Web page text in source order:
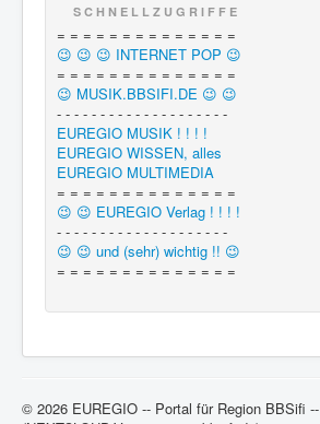
S C H N E L L Z U G R I F F E
= = = = = = = = = = = = = =
😉 😉 😉 INTERNET POP 😉
= = = = = = = = = = = = = =
😉 MUSIK.BBSIFI.DE 😉 😉
- - - - - - - - - - - - - - - - - - - -
EUREGIO MUSIK ! ! ! !
EUREGIO WISSEN, alles
EUREGIO MULTIMEDIA
= = = = = = = = = = = = = =
😉 😉 EUREGIO Verlag ! ! ! !
- - - - - - - - - - - - - - - - - - - -
😉 😉 und (sehr) wichtig !! 😉
= = = = = = = = = = = = = =
© 2026 EUREGIO -- Portal für Region BBSifi --